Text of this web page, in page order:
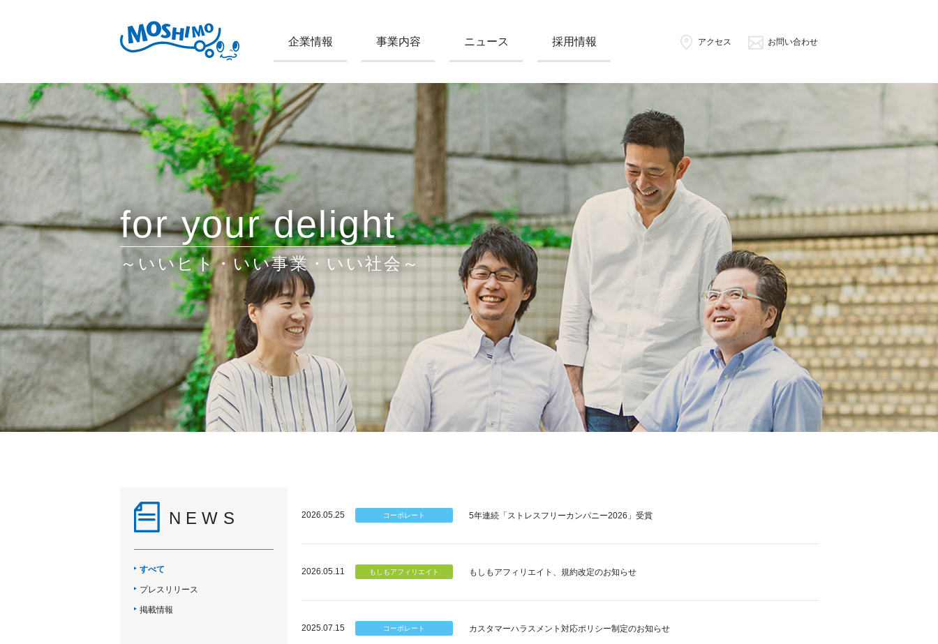
企業情報 事業内容 ニュース 採用情報 アクセス お問い合わせ
for your delight
～いいヒト・いい事業・いい社会～
NEWS
すべて
プレスリリース
掲載情報
2026.05.25 5年連続「ストレスフリーカンパニー2026」受賞
2026.05.11 もしもアフィリエイト、規約改定のお知らせ
2025.07.15 カスタマーハラスメント対応ポリシー制定のお知らせ